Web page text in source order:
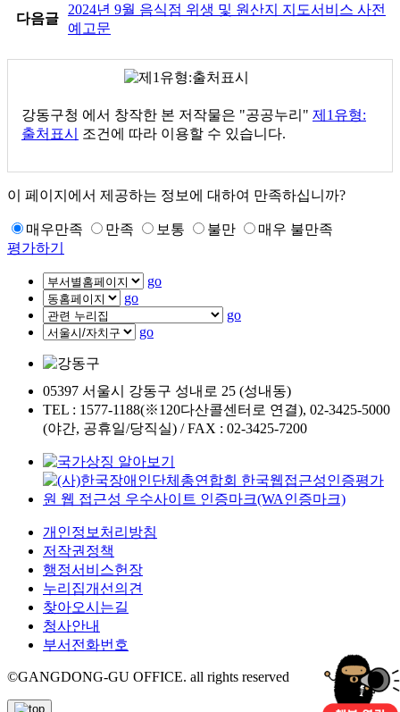
다음글
2024년 9월 음식점 위생 및 원산지 지도서비스 사전
예고문
강동구청 에서 창작한 본 저작물은 "공공누리" 제1유형:
출처표시
조건에 따라 이용할 수 있습니다.
이 페이지에서 제공하는 정보에 대하여 만족하십니까?
매우만족 만족 보통 불만
매우 불만족
평가하기
go
go
go
go
05397 서울시 강동구 성내로 25 (성내동)
TEL : 1577-1188(※120다산콜센터로 연결), 02-3425-5000
(야간, 공휴일/당직실) / FAX : 02-3425-7200
개인정보처리방침
저작권정책
행정서비스헌장
누리집개선의견
찾아오시는길
청사안내
부서전화번호
©GANGDONG-GU OFFICE. all rights reserved